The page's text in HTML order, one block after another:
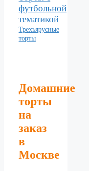
футбольной
тематикой
Трехъярусные
торты
Домашние
торты
на
заказ
в
Москве